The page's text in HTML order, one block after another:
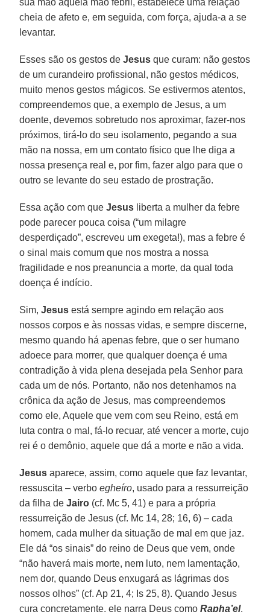
cheia de afeto e, em seguida, com força, ajuda-a a se
levantar.
Esses são os gestos deJesus que curam: não gestos
de um curandeiro profissional, não gestos médicos,
muito menos gestos mágicos. Se estivermos atentos,
compreendemos que, a exemplo de Jesus, a um
doente, devemos sobretudo nos aproximar, fazer-nos
próximos, tirá-lo do seu isolamento, pegando a sua
mão na nossa, em um contato físico que lhe diga a
nossa presença real e, por fim, fazer algo para que o
outro se levante do seu estado de prostração.
Essa ação com queJesus liberta a mulher da febre
pode parecer pouca coisa (“um milagre
desperdiçado”, escreveu um exegeta!), mas a febre é
o sinal mais comum que nos mostra a nossa
fragilidade e nos preanuncia a morte, da qual toda
doença é indício.
Sim,Jesus está sempre agindo em relação aos
nossos corpos e às nossas vidas, e sempre discerne,
mesmo quando há apenas febre, que o ser humano
adoece para morrer, que qualquer doença é uma
contradição à vida plena desejada pela Senhor para
cada um de nós. Portanto, não nos detenhamos na
crônica da ação de Jesus, mas compreendemos
como ele, Aquele que vem com seu Reino, está em
luta contra o mal, fá-lo recuar, até vencer a morte, cujo
rei é o demônio, aquele que dá a morte e não a vida.
Jesus aparece, assim, como aquele que faz levantar,
ressuscita – verboegheíro, usado para a ressurreição
da filha deJairo (cf. Mc 5, 41) e para a própria
ressurreição de Jesus (cf. Mc 14, 28; 16, 6) – cada
homem, cada mulher da situação de mal em que jaz.
Ele dá “os sinais” do reino de Deus que vem, onde
“não haverá mais morte, nem luto, nem lamentação,
nem dor, quando Deus enxugará as lágrimas dos
nossos olhos” (cf. Ap 21, 4; Is 25, 8). Quando Jesus
cura concretamente, ele narra Deus comoRapha’el,